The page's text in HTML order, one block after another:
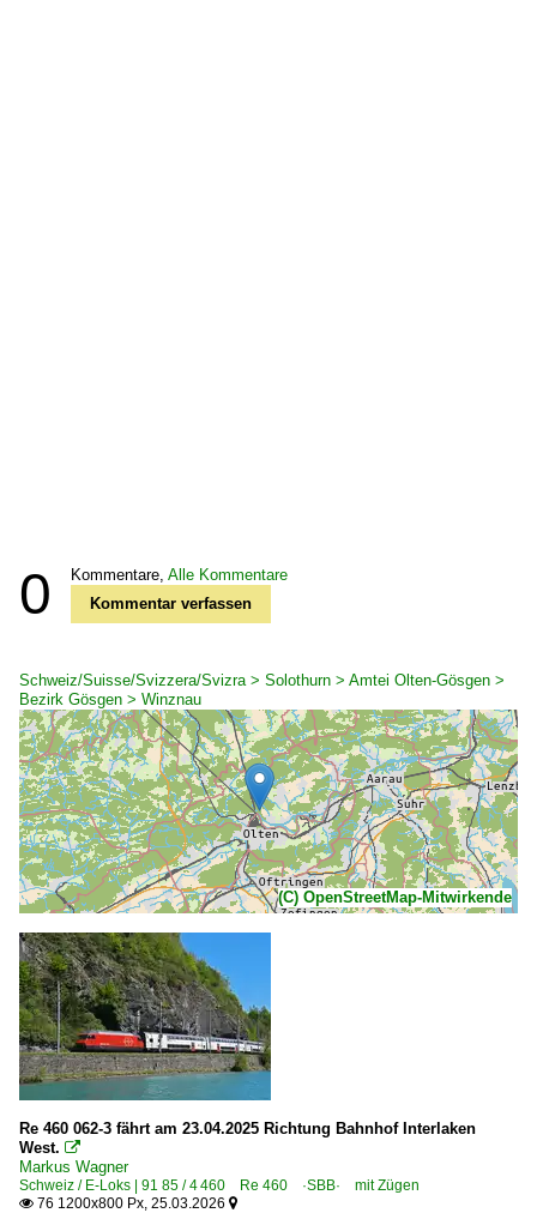
0 Kommentare, Alle Kommentare
Kommentar verfassen
Schweiz/Suisse/Svizzera/Svizra > Solothurn > Amtei Olten-Gösgen >
Bezirk Gösgen > Winznau
(C) OpenStreetMap-Mitwirkende
Re 460 062-3 fährt am 23.04.2025 Richtung Bahnhof Interlaken
West. 
Markus Wagner
Schweiz / E-Loks | 91 85 / 4 460 Re 460 ·SBB· mit Zügen
 76 1200x800 Px, 25.03.2026 